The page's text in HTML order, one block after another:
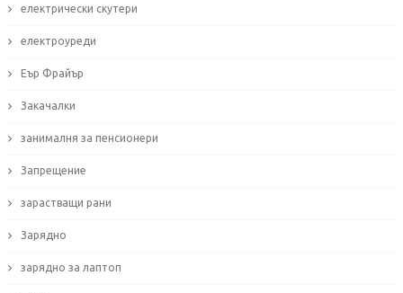
електрически скутери
електроуреди
Еър Фрайър
Закачалки
занималня за пенсионери
Запрещение
зарастващи рани
Зарядно
зарядно за лаптоп